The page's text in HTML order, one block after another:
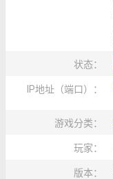
状态：
IP地址（端口）：
游戏分类：
玩家：
版本：